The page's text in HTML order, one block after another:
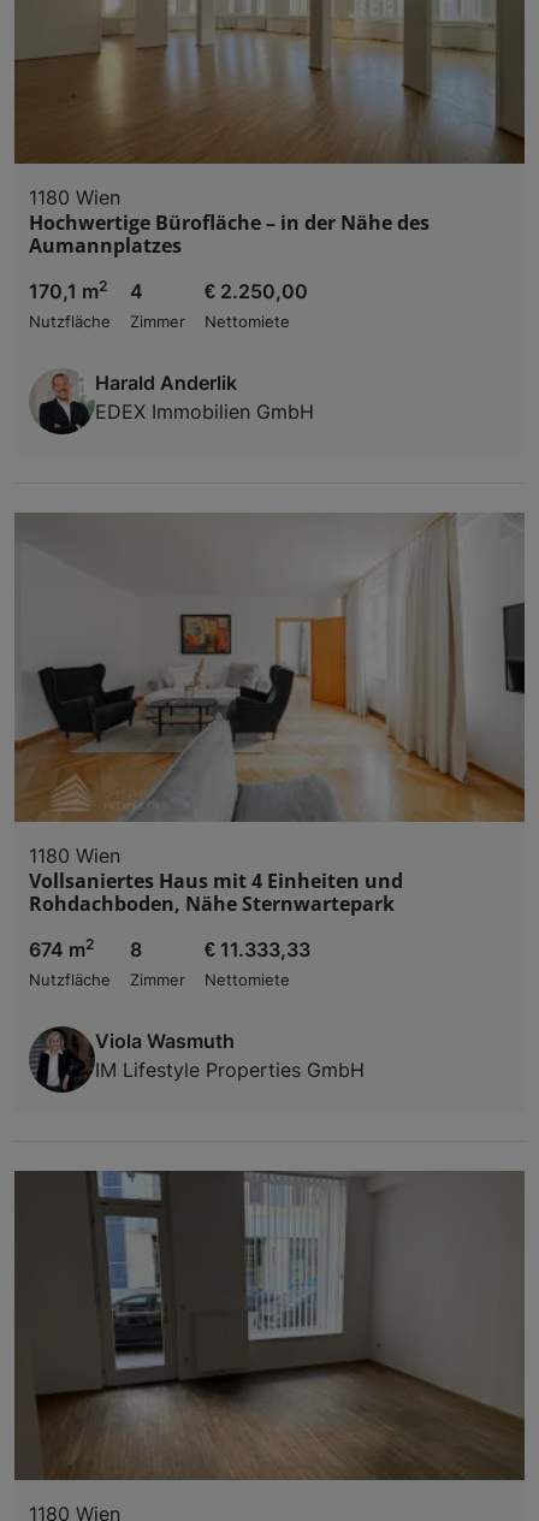
1180 Wien
Hochwertige Bürofläche – in der Nähe des
Aumannplatzes
170,1 m2
Nutzfläche
4
Zimmer
€ 2.250,00
Nettomiete
Harald Anderlik
EDEX Immobilien GmbH
1180 Wien
Vollsaniertes Haus mit 4 Einheiten und
Rohdachboden, Nähe Sternwartepark
674 m2
Nutzfläche
8
Zimmer
€ 11.333,33
Nettomiete
Viola Wasmuth
IM Lifestyle Properties GmbH
1180 Wien